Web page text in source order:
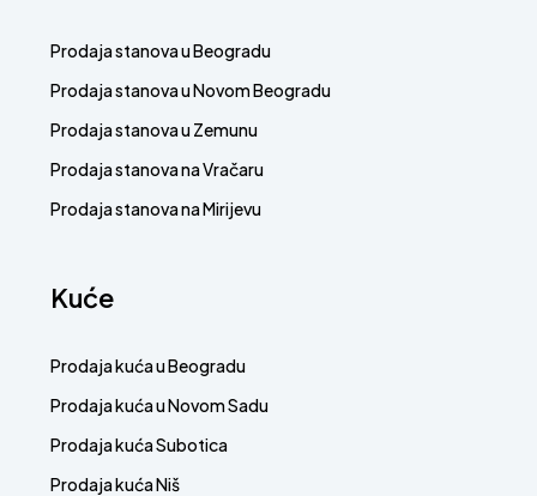
Prodaja stanova u Beogradu
Prodaja stanova u Novom Beogradu
Prodaja stanova u Zemunu
Prodaja stanova na Vračaru
Prodaja stanova na Mirijevu
Kuće
Prodaja kuća u Beogradu
Prodaja kuća u Novom Sadu
Prodaja kuća Subotica
Prodaja kuća Niš